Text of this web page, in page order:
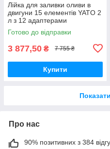
Лійка для заливки оливи в
двигуни 15 елементів YATO 2
л з 12 адаптерами
Готово до відправки
3 877,50 ₴ 7 755 ₴
Купити
Про нас
90% позитивних з 384